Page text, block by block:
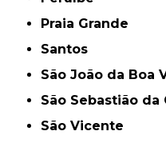
Praia Grande
Santos
São João da Boa
São Sebastião da
São Vicente